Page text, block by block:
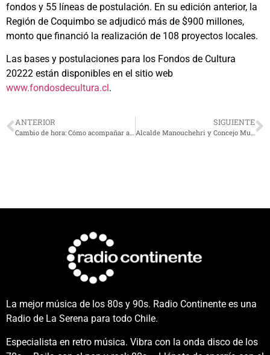
fondos y 55 líneas de postulación. En su edición anterior, la
Región de Coquimbo se adjudicó más de $900 millones,
monto que financió la realización de 108 proyectos locales.
Las bases y postulaciones para los Fondos de Cultura
20222 están disponibles en el sitio web
www.fondosdecultura.cl.
ANTERIOR SIGUIENTE
La mejor música de los 80s y 90s. Radio Continente es una
Radio de La Serena para todo Chile.
Especialista en retro música. Vibra con la onda disco de los